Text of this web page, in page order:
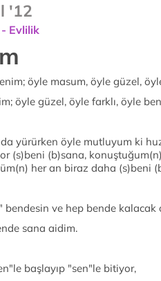
'12
Evlilik
öyle masum, öyle güzel,
öyle güzel, öyle farklı, öyle
yürürken öyle mutluyum ki
(s)beni (b)sana,
her an biraz daha (s)beni
bendesin ve hep bende kalacak
sana aidim.
başlayıp "sen"le bitiyor,